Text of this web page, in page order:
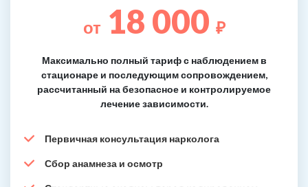
от 18 000 ₽
Максимально полный тариф с наблюдением в
стационаре и последующим сопровождением,
рассчитанный на безопасное и контролируемое
лечение зависимости.
Первичная консультация нарколога
Сбор анамнеза и осмотр